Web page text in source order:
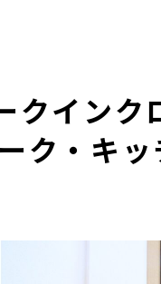
クイン
ク・キ